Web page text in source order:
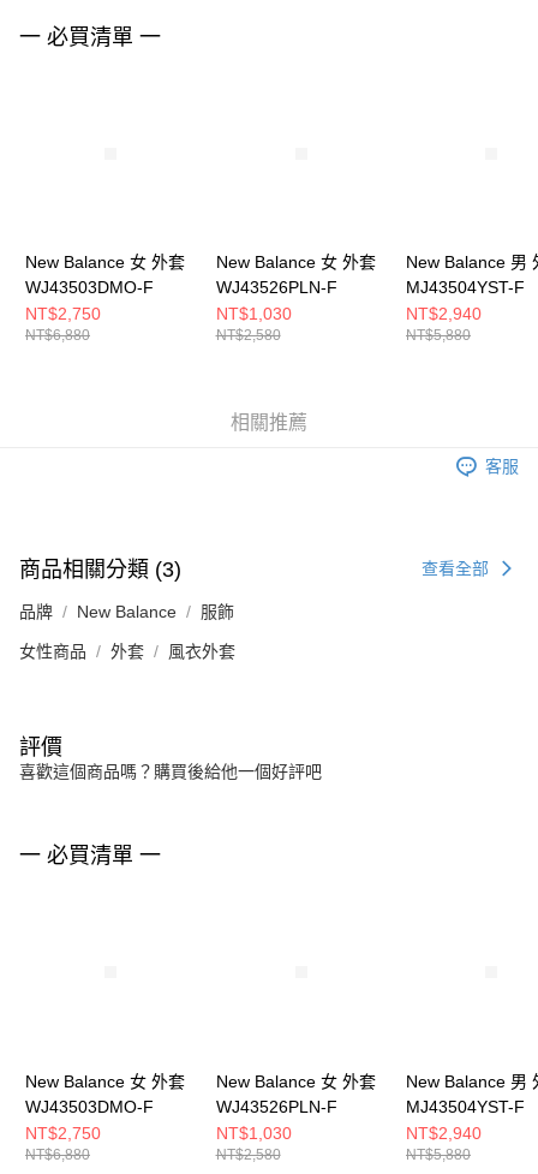
４．使用「AFTEE先享後付」時，將依據個別帳號之用戶狀況，依本公司即
一 必買清單 一
New Balance 女 外套
WJ43503DMO-F
NT$2,750
NT$6,880
New Balance 女 外套
WJ43526PLN-F
NT$1,030
NT$2,580
New Balance 男
MJ43504YST-F
NT$2,940
NT$5,880
相關推薦
客服
商品相關分類 (3) 查看全部
品牌 New Balance 服飾
女性商品 外套 風衣外套
評價
喜歡這個商品嗎？購買後給他一個好評吧
一 必買清單 一
New Balance 女 外套
WJ43503DMO-F
NT$2,750
NT$6,880
New Balance 女 外套
WJ43526PLN-F
NT$1,030
NT$2,580
New Balance 男
MJ43504YST-F
NT$2,940
NT$5,880